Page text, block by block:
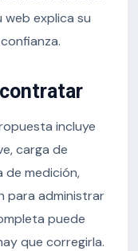
web explica su
incluye
carga de
de medición,
para administrar
puede
que corregirla.